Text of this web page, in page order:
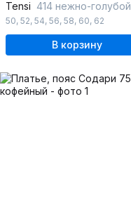
Tensi 414 нежно-голубой
50, 52, 54, 56, 58, 60, 62
В корзину